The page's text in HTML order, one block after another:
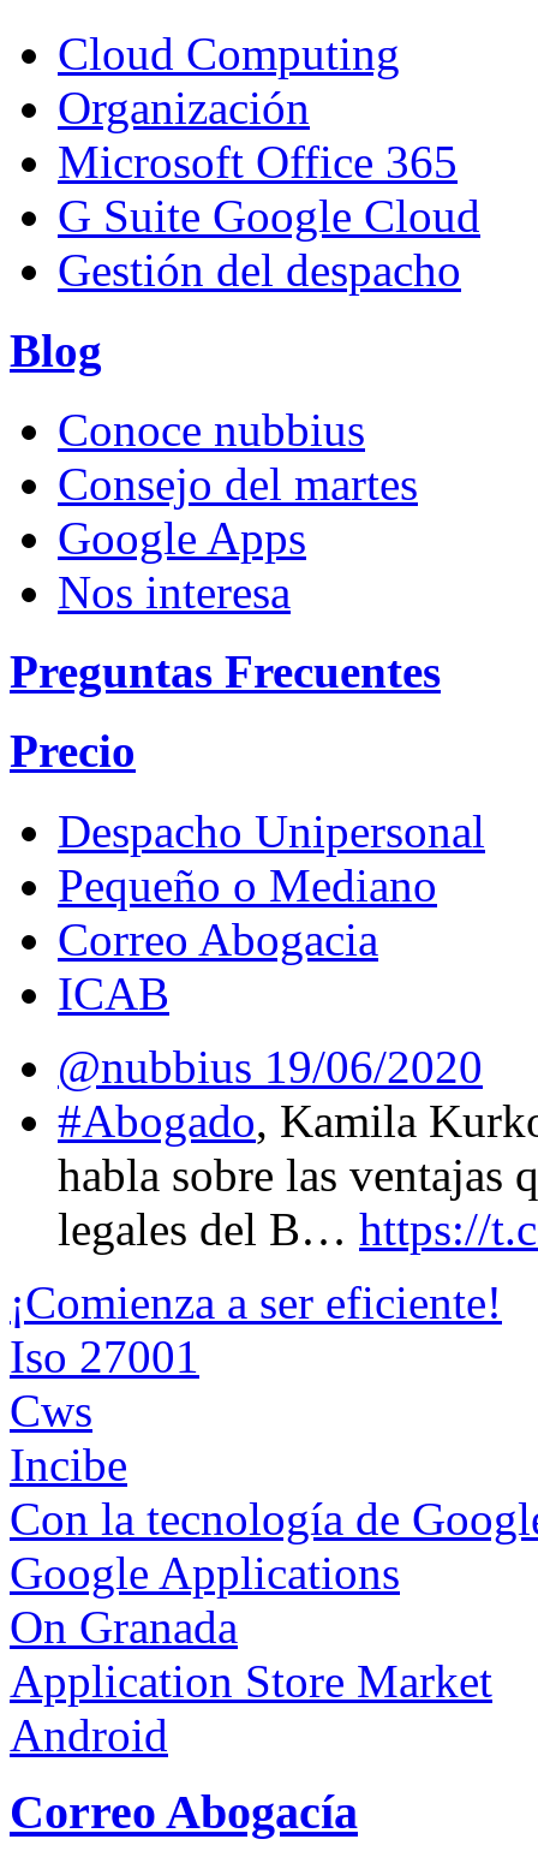
Cloud Computing
Organización
Microsoft Office 365
G Suite Google Cloud
Gestión del despacho
Blog
Conoce nubbius
Consejo del martes
Google Apps
Nos interesa
Preguntas Frecuentes
Precio
Despacho Unipersonal
Pequeño o Mediano
Correo Abogacia
ICAB
@nubbius 19/06/2020
#Abogado, Kamila
habla sobre las ventajas
legales del B… https://
¡Comienza a ser eficiente!
Iso 27001
Cws
Incibe
Con la tecnología de
Google Applications
On Granada
Application Store Market
Android
Correo Abogacía